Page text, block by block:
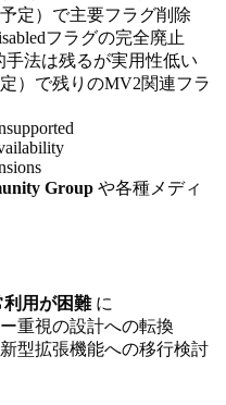
予定）で主要フラグ削除
フラグの完全廃止
手法は残るが実用性低い
定）で残りのMV2関連フラ
Group や各種メディ
利用が困難に
重視の設計への転換
型拡張機能への移行検討